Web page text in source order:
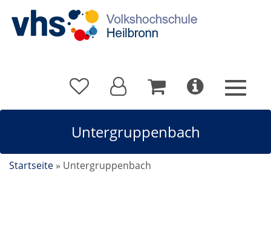
Untergruppenbach
Startseite » Untergruppenbach